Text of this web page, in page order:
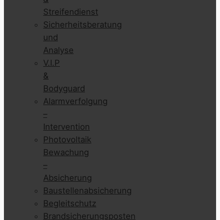
Streifendienst
Sicherheitsberatung
und
Analyse
V.I.P
&
Bodyguard
Alarmverfolgung
–
Intervention
Photovoltaik
Bewachung
–
Absicherung
Baustellenabsicherung
Begleitschutz
Brandsicherungsposten